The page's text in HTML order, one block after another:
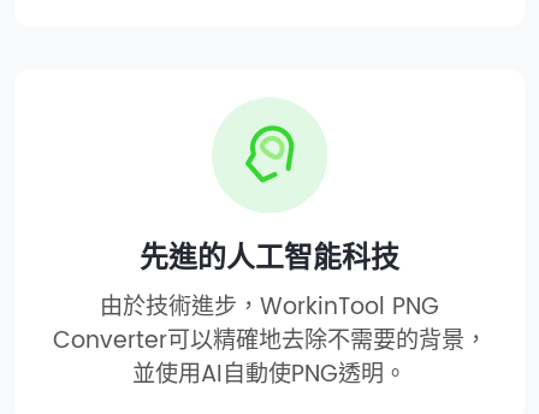
先進的人工智能科技
由於技術進步，WorkinTool PNG
Converter可以精確地去除不需要的背景，
並使用AI自動使PNG透明。